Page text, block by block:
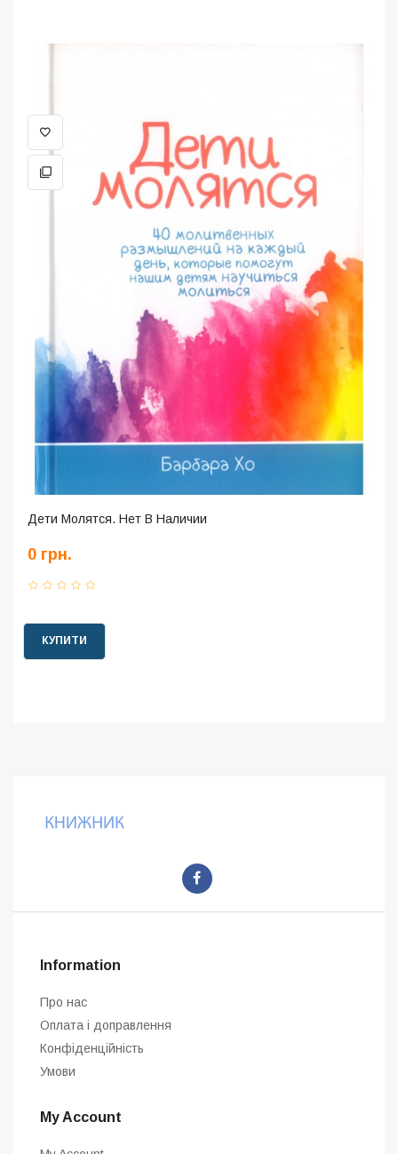
Дети Молятся. Нет В Наличии
0 грн.
КУПИТИ
Information
Про нас
Оплата і доправлення
Конфіденційність
Умови
My Account